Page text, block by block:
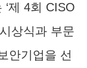
제 4회 CISO
상식과 부문
안기업을 선